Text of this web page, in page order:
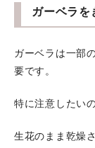
ガーベラを
ガーベラは一部
要です。
特に注意したい
生花のまま乾燥